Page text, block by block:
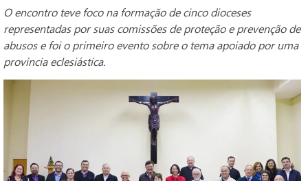
O encontro teve foco na formação de cinco dioceses
representadas por suas comissões de proteção e prevenção de
abusos e foi o primeiro evento sobre o tema apoiado por uma
província eclesiástica.